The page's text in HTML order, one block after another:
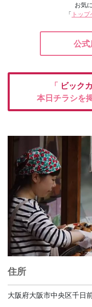
お気
「 トッ
公式
「 ビック
本日チラシを
住所
大阪府大阪市中央区千日